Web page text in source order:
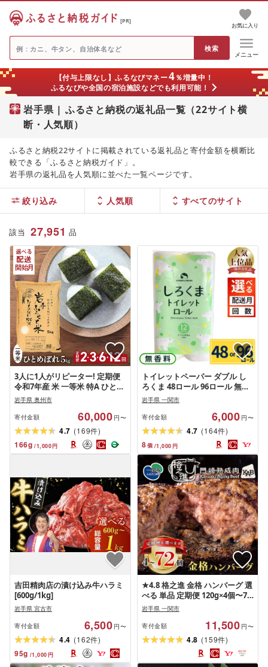
[PR]
お気に入り
メニュー
【付与上限なし】ふるなびマネー4％増量中！
ふるなびや全国の宿泊施設などでも利用可能！
岩手県 | ふるさと納税の返礼品一覧（22サイト横
断・人気順）
ふるさと納税22サイトに掲載されている返礼品と寄付金額を横断比
較できる「ふるさと納税ガイド」。
岩手県の返礼品を人気順に並べた一覧ページです。
絞り込み 人気順
該当 27,951 品
3人に1人がリピーター! 定期便
令和7年産 米 一等米 特A ひとめ
ぼれ 5kg 選べる発送回数 2ヶ月
3ヶ月 6ヶ月 12ヶ月 2回 3回 6回
12回 選べる発送開始月(1〜3ヶ
月) 岩手県 奥州市産 岩手ふるさ
と米 お米 白米 精米 [U0138]
岩手県 奥州市
寄付金額 60,000 円〜
4.7 (169件)
166g /1,000円
トイレットペーパー ダブル し
ろくま 48ロール 96ロール 無香
料 まとめ買い 定期便 大容量 日
用品 備蓄 防災 岩手県 一関市
岩手県 一関市
寄付金額 6,000 円〜
4.7 (164件)
8個 /1,000 円
吉田精肉店の漬け込み牛ハラミ
[600g/1kg]
岩手県 宮古市
寄付金額 6,500 円〜
4.4 (162件)
95g /1,000 円
★4.8 格之進 金格 ハンバーグ 選
べる 単品 定期便 120g×4個〜72
個 牛肉 豚肉 国産 冷凍 個包装 小
分け 便利 簡単 惣菜 夕食 おかず
贈答 ギフト 人気 おすすめ 高評
価 岩手県 一関市 無添加 レスト
ラン品質 冷凍保存 弁当 ごちそ
岩手県 一関市
寄付金額 11,500 円〜
4.8 (159件)